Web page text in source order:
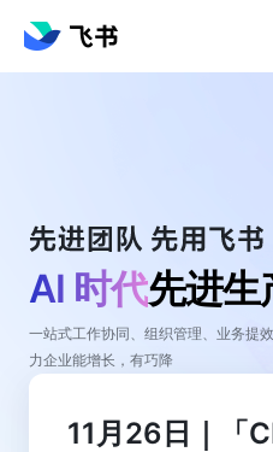
AI 时代先进生
一站式工作协同、组织管理、业务提
力企业能增长，有巧降
11月26日｜「